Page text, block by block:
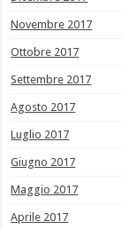
Novembre 2017
Ottobre 2017
Settembre 2017
Agosto 2017
Luglio 2017
Giugno 2017
Maggio 2017
Aprile 2017